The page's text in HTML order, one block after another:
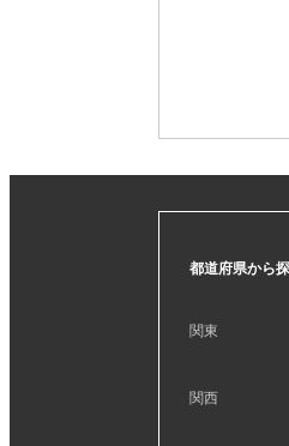
都道府県から
関東
関西